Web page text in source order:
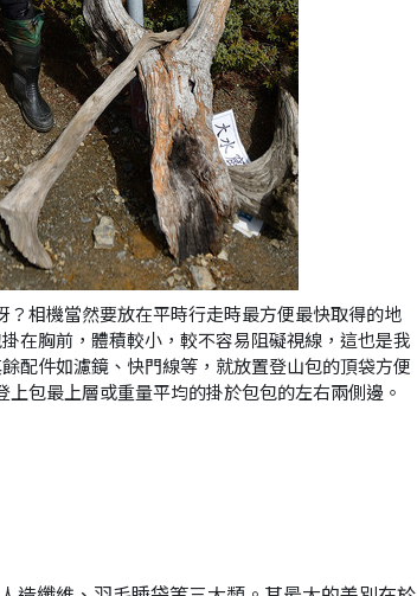
相機當然要放在平時行走時最方便最快取得的地
在胸前，體積較小，較不容易阻礙視線，這也是我
配件如濾鏡、快門線等，就放置登山包的頂袋方便
包最上層或重量平均的掛於包包的左右兩側邊。